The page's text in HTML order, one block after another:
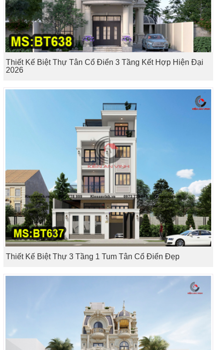
Thiết Kế Biệt Thự Tân Cổ Điển 3 Tầng Kết Hợp Hiện Đại
2026
Thiết Kế Biệt Thự 3 Tầng 1 Tum Tân Cổ Điển Đẹp